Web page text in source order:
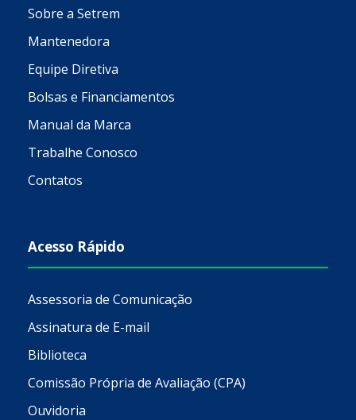
Sobre a Setrem
Mantenedora
Equipe Diretiva
Bolsas e Financiamentos
Manual da Marca
Trabalhe Conosco
Contatos
Acesso Rápido
Assessoria de Comunicação
Assinatura de E-mail
Biblioteca
Comissão Própria de Avaliação (CPA)
Ouvidoria